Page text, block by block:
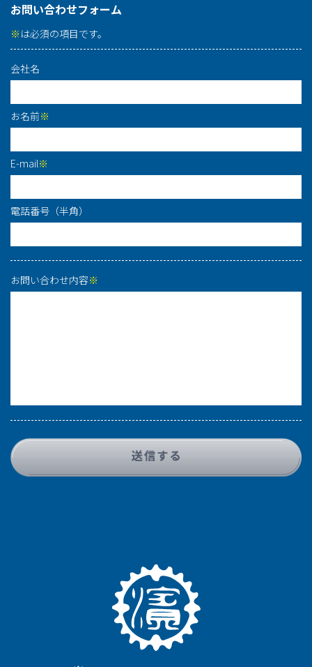
お問い合わせフォーム
※ は必須の項目です。
会社名
お名前※
E-mail※
電話番号（半角）
お問い合わせ内容※